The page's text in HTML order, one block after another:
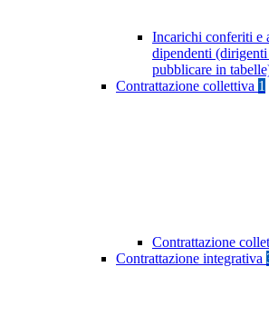
Incarichi conferiti e
dipendenti
pubblicare in
Contrattazione collettiva 1
Contrattazione
Contrattazione integrativa